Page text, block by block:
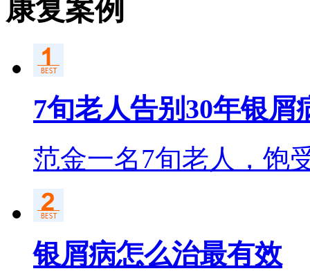
康复案例
7旬老人告别30年银屑
范金一名7旬老人，饱
银屑病怎么治最有效